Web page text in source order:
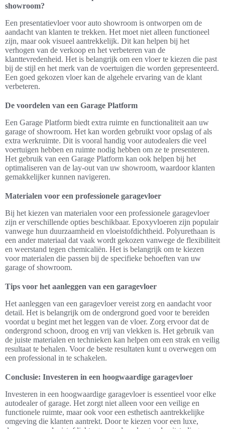
showroom?
Een presentatievloer voor auto showroom is ontworpen om de
aandacht van klanten te trekken. Het moet niet alleen functioneel
zijn, maar ook visueel aantrekkelijk. Dit kan helpen bij het
verhogen van de verkoop en het verbeteren van de
klanttevredenheid. Het is belangrijk om een vloer te kiezen die past
bij de stijl en het merk van de voertuigen die worden gepresenteerd.
Een goed gekozen vloer kan de algehele ervaring van de klant
verbeteren.
De voordelen van een Garage Platform
Een Garage Platform biedt extra ruimte en functionaliteit aan uw
garage of showroom. Het kan worden gebruikt voor opslag of als
extra werkruimte. Dit is vooral handig voor autodealers die veel
voertuigen hebben en ruimte nodig hebben om ze te presenteren.
Het gebruik van een Garage Platform kan ook helpen bij het
optimaliseren van de lay-out van uw showroom, waardoor klanten
gemakkelijker kunnen navigeren.
Materialen voor een professionele garagevloer
Bij het kiezen van materialen voor een professionele garagevloer
zijn er verschillende opties beschikbaar. Epoxyvloeren zijn populair
vanwege hun duurzaamheid en vloeistofdichtheid. Polyurethaan is
een ander materiaal dat vaak wordt gekozen vanwege de flexibiliteit
en weerstand tegen chemicaliën. Het is belangrijk om te kiezen
voor materialen die passen bij de specifieke behoeften van uw
garage of showroom.
Tips voor het aanleggen van een garagevloer
Het aanleggen van een garagevloer vereist zorg en aandacht voor
detail. Het is belangrijk om de ondergrond goed voor te bereiden
voordat u begint met het leggen van de vloer. Zorg ervoor dat de
ondergrond schoon, droog en vrij van vlekken is. Het gebruik van
de juiste materialen en technieken kan helpen om een strak en veilig
resultaat te behalen. Voor de beste resultaten kunt u overwegen om
een professional in te schakelen.
Conclusie: Investeren in een hoogwaardige garagevloer
Investeren in een hoogwaardige garagevloer is essentieel voor elke
autodealer of garage. Het zorgt niet alleen voor een veilige en
functionele ruimte, maar ook voor een esthetisch aantrekkelijke
omgeving die klanten aantrekt. Door te kiezen voor een luxe,